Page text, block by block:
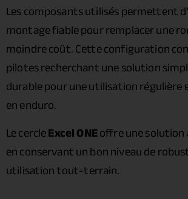
Les composants utilisés permettent
montage fiable pour remplacer une
moindre coût. Cette configuration
pilotes recherchant une solution
durable pour une utilisation régulière
en enduro.
Le cercleExcel ONEoffre une solution
en conservant un bon niveau de
utilisation tout-terrain.